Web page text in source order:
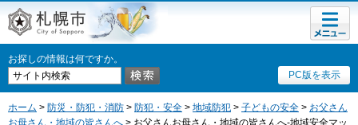
札幌市
お探しの情報は何ですか。
PC版を表示
メニュ
ー
ホーム > 防災・防犯・消防 > 防犯・安全 > 地域防犯 > 子どもの安全 > お父さん
お母さん・地域の皆さんへ > お父さんお母さん・地域の皆さんへ-地域安全マッ